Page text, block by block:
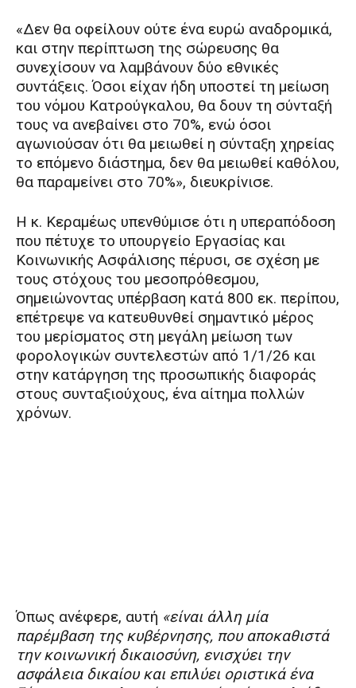
«Δεν θα οφείλουν ούτε ένα ευρώ αναδρομικά,
και στην περίπτωση της σώρευσης θα
συνεχίσουν να λαμβάνουν δύο εθνικές
συντάξεις. Όσοι είχαν ήδη υποστεί τη μείωση
του νόμου Κατρούγκαλου, θα δουν τη σύνταξή
τους να ανεβαίνει στο 70%, ενώ όσοι
αγωνιούσαν ότι θα μειωθεί η σύνταξη χηρείας
το επόμενο διάστημα, δεν θα μειωθεί καθόλου,
θα παραμείνει στο 70%», διευκρίνισε.
Η κ. Κεραμέως υπενθύμισε ότι η υπεραπόδοση
που πέτυχε το υπουργείο Εργασίας και
Κοινωνικής Ασφάλισης πέρυσι, σε σχέση με
τους στόχους του μεσοπρόθεσμου,
σημειώνοντας υπέρβαση κατά 800 εκ. περίπου,
επέτρεψε να κατευθυνθεί σημαντικό μέρος
του μερίσματος στη μεγάλη μείωση των
φορολογικών συντελεστών από 1/1/26 και
στην κατάργηση της προσωπικής διαφοράς
στους συνταξιούχους, ένα αίτημα πολλών
χρόνων.
Όπως ανέφερε, αυτή «είναι άλλη μία
παρέμβαση της κυβέρνησης, που αποκαθιστά
την κοινωνική δικαιοσύνη, ενισχύει την
ασφάλεια δικαίου και επιλύει οριστικά ένα